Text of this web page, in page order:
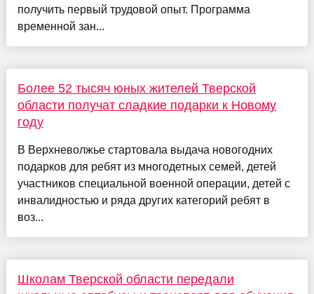
получить первый трудовой опыт. Программа
временной зан...
Более 52 тысяч юных жителей Тверской
области получат сладкие подарки к Новому
году
В Верхневолжье стартовала выдача новогодних
подарков для ребят из многодетных семей, детей
участников специальной военной операции, детей с
инвалидностью и ряда других категорий ребят в
воз...
Школам Тверской области передали